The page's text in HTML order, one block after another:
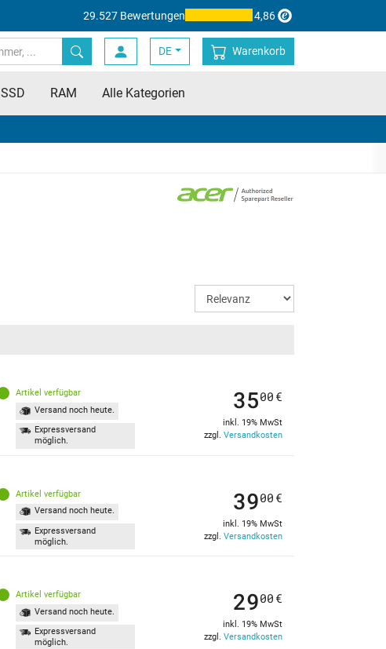
29.527 Bewertungen 4,86
DE Warenkorb
SSD RAM Alle Kategorien
Artikel verfügbar
Versand noch heute.
Expressversand
möglich.
3500 €
inkl. 19% MwSt
zzgl. Versandkosten
Artikel verfügbar
Versand noch heute.
Expressversand
möglich.
3900 €
inkl. 19% MwSt
zzgl. Versandkosten
Artikel verfügbar
Versand noch heute.
Expressversand
möglich.
2900 €
inkl. 19% MwSt
zzgl. Versandkosten